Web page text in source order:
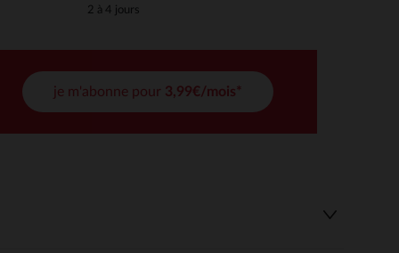
2 à 4 jours
je m'abonne pour 3,99€/mois*